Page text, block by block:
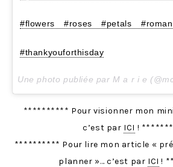
#flowers #roses #petals
#thankyouforthisday
Une photo publiée par M a r i e
********** Pour visionner mon
c’est par ICI !
********** Pour lire mon article «
planner »… c’est par ICI !